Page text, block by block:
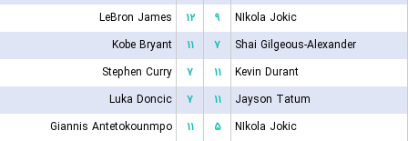
LeBron James
۱۲ ۹
NIkola Jokic
Kobe Bryant
۱۱ ۷
Shai Gilgeous-Alexander
Stephen Curry
۷ ۱۱
Kevin Durant
Luka Doncic
۷ ۱۱
Jayson Tatum
Giannis Antetokounmpo
۱۱ ۵
NIkola Jokic